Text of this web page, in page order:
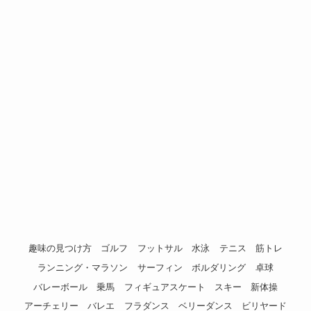
趣味の見つけ方 ゴルフ フットサル 水泳 テニス
筋トレ
ランニング・マラソン
サーフィン ボルダリング
卓球
バレーボール
乗馬 フィギュアスケート スキー
新体操
アーチェリー
バレエ フラダンス ベリーダンス ビリヤード